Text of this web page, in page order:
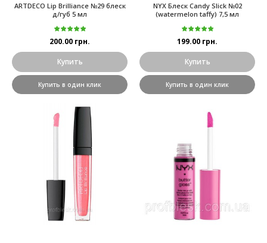
ARTDECO Lip Brilliance №29 блеск
д/губ 5 мл
200.00 грн.
Купить
Купить в один клик
NYX Блеск Candy Slick №02
(watermelon taffy) 7,5 мл
199.00 грн.
Купить
Купить в один клик